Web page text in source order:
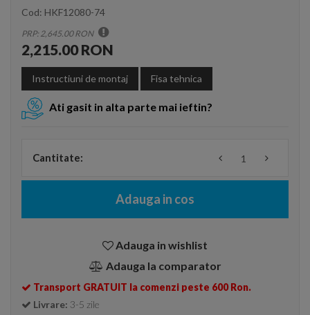
Cod: HKF12080-74
PRP: 2,645.00 RON
2,215.00 RON
Instructiuni de montaj Fisa tehnica
Ati gasit in alta parte mai ieftin?
Cantitate:
Adauga in cos
Adauga in wishlist
Adauga la comparator
Transport GRATUIT la comenzi peste 600 Ron.
Livrare: 3-5 zile